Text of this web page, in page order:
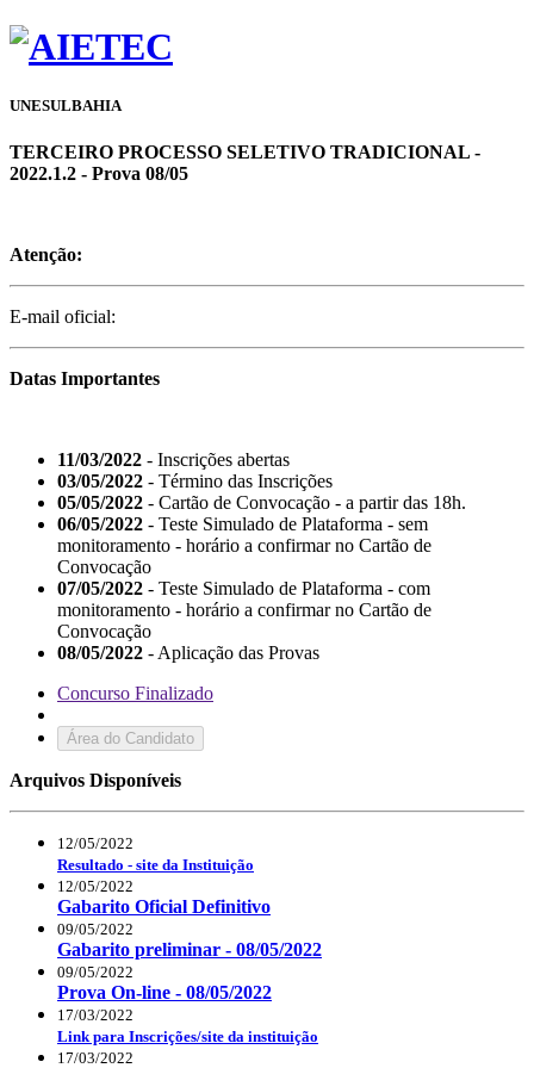
UNESULBAHIA
TERCEIRO PROCESSO SELETIVO TRADICIONAL -
2022.1.2 - Prova 08/05
Atenção:
E-mail oficial:
Datas Importantes
11/03/2022 - Inscrições abertas
03/05/2022 - Término das Inscrições
05/05/2022 - Cartão de Convocação - a partir das 18h.
06/05/2022 - Teste Simulado de Plataforma - sem
monitoramento - horário a confirmar no Cartão de
Convocação
07/05/2022 - Teste Simulado de Plataforma - com
monitoramento - horário a confirmar no Cartão de
Convocação
08/05/2022 - Aplicação das Provas
Concurso Finalizado
Área do Candidato
Arquivos Disponíveis
12/05/2022
Resultado - site da Instituição
12/05/2022
Gabarito Oficial Definitivo
09/05/2022
Gabarito preliminar - 08/05/2022
09/05/2022
Prova On-line - 08/05/2022
17/03/2022
Link para Inscrições/site da instituição
17/03/2022